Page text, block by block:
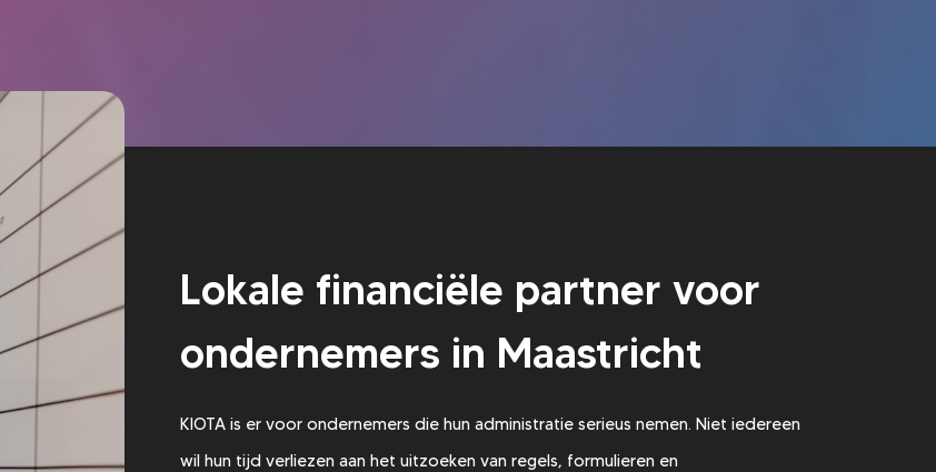
Lokale financiële partner voor
ondernemers in Maastricht
KIOTA is er voor ondernemers die hun administratie serieus nemen. Niet iedereen
wil hun tijd verliezen aan het uitzoeken van regels, formulieren en